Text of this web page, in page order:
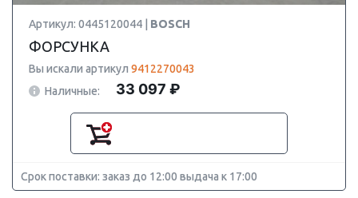
Артикул: 0445120044 | BOSCH
ФОРСУНКА
Вы искали артикул 9412270043
Наличные:
33 097 ₽
Срок поставки: заказ до 12:00 выдача к 17:00